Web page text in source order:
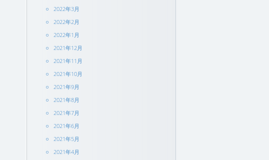
2022年3月
2022年2月
2022年1月
2021年12月
2021年11月
2021年10月
2021年9月
2021年8月
2021年7月
2021年6月
2021年5月
2021年4月